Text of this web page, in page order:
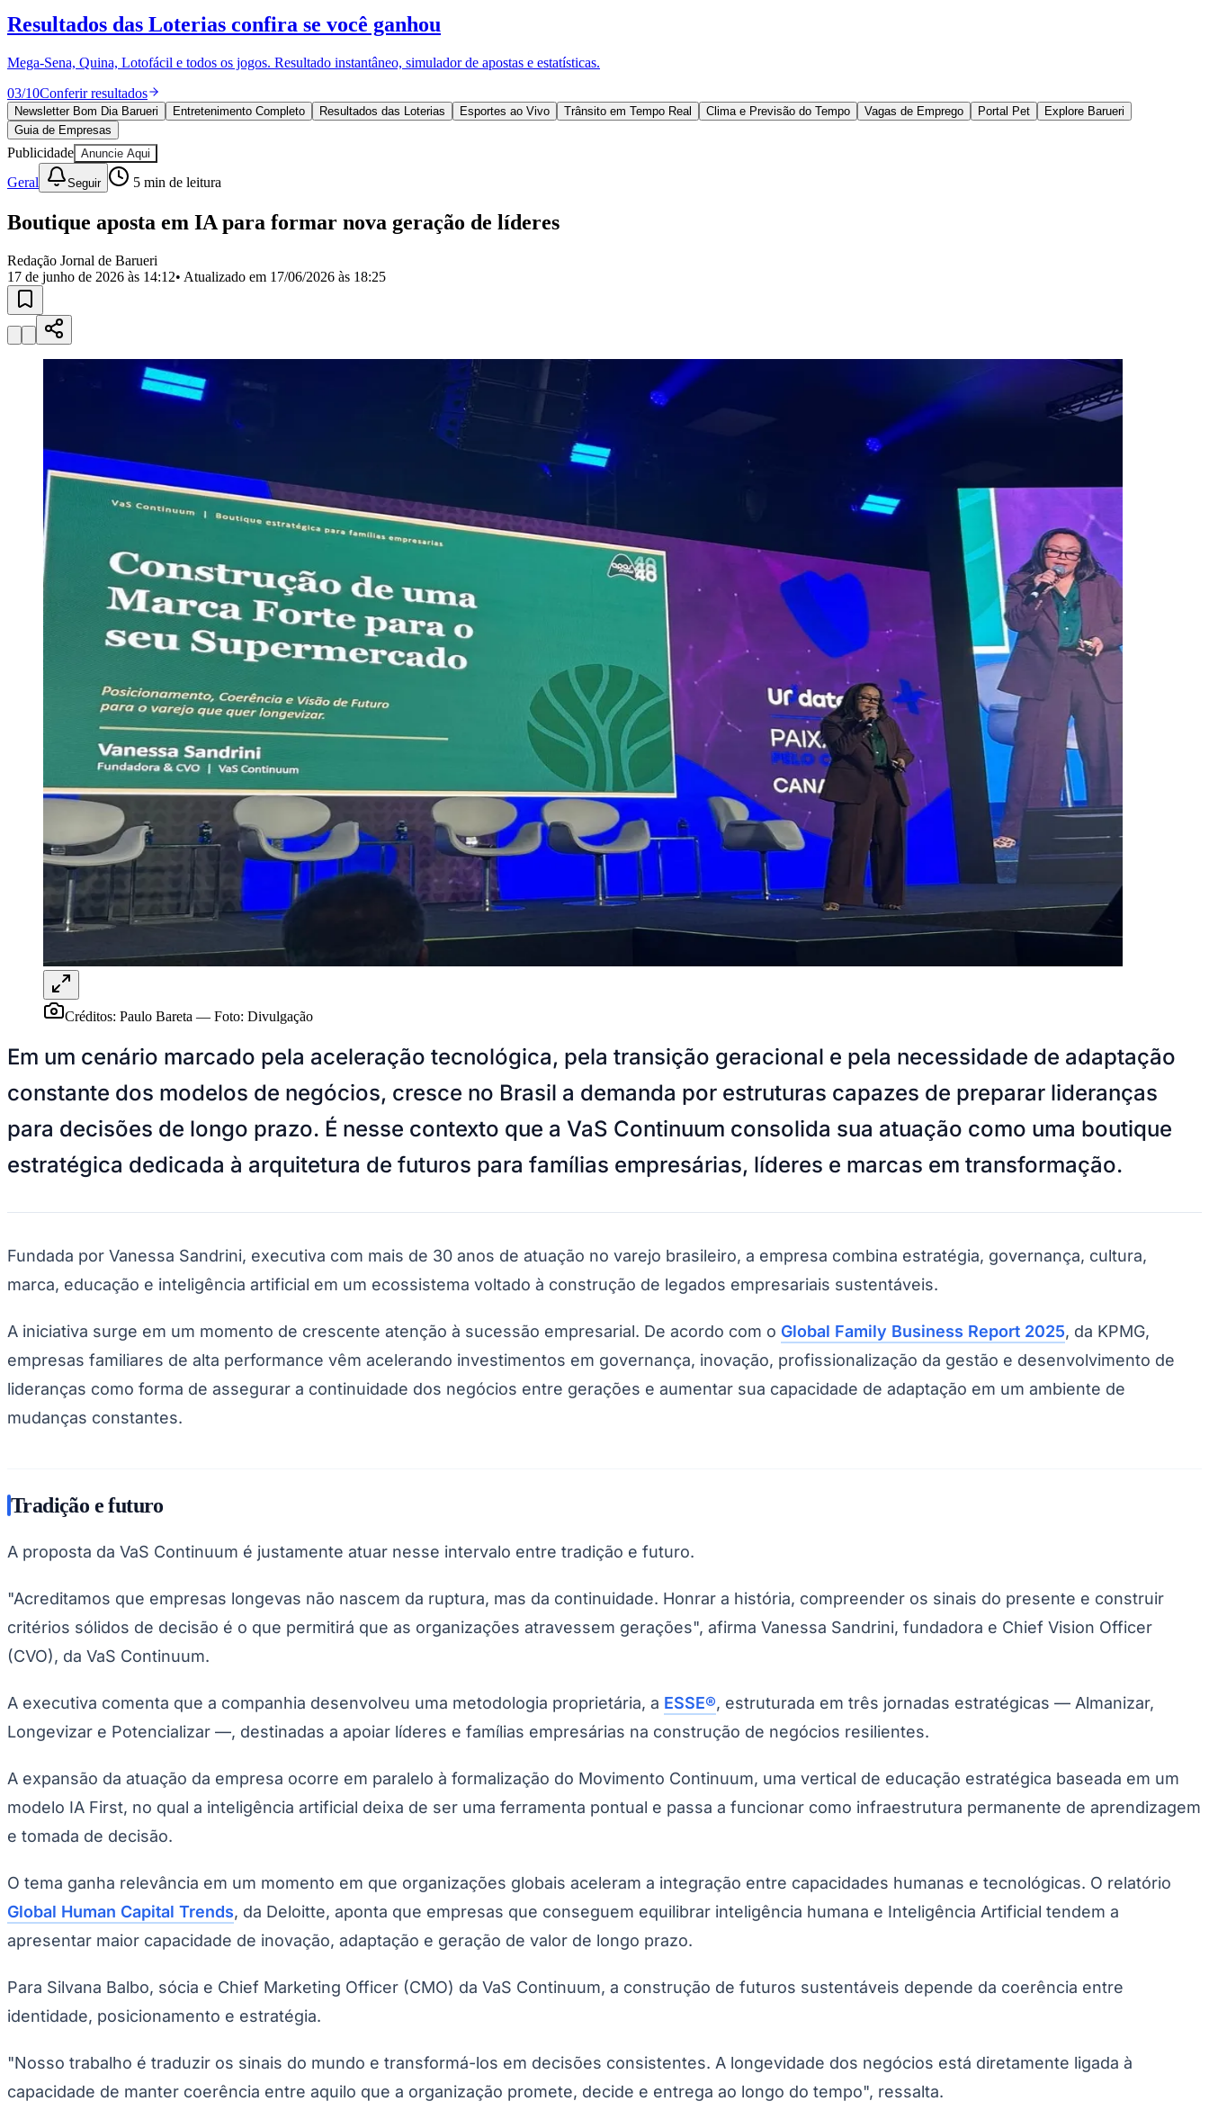
Anuncie no Portal
Cadastrar Empresa
Divulgar Vagas Novo
Publicidade Legal
Política
Eleições
Esportes
Saúde
Segurança
Cultura
Obras
Educação
Bairros de Barueri
Selecione sua região
AldeiaAldeia da Serra
MilitarItapeviJandiraJardim AudirJardim BelvalJardim CalifórniaJardim dos AltosJardim dos CamargosJardim EsperançaJardim GrazielaJardim IracemaJardim ItaquitiJardim JulioJardim LíbanoJardim Maria
Jardim Maria HelenaJardim Mutinga Jardim Reginalice Jardim São Luís Jardim São Pedro Jardim Tupã Jardim Tupanci
Parque dos Camargos Parque Viana Pirapora do Bom Jesus Recanto Phrynéa Silveira TamboréVale do Sol Vila Boa Vista
Vila Márcia
Votupoca
Anuncie no Portal
Guia de Empresas
Divulgar VagasNovo
Publicidade Legal
Negócios Regionais
Turismo
Segurança Regional
Hospitais Estaduais
Parques & Represas
Cidades da Região
Santana de ParnaíbaOsascoCarapicuíbaJandiraItapeviCotiaPirapora do Bom Jesus Franco da Rocha Francisco Morato Taboão da Serra Embu das Artes
São Roque
Anuncie Regional
Guia de Empresas
Vagas na RegiãoNovo
Hub de Negócios
Guia Comercial
Selo Verificado
Portal Educacional
Agenda de Vestibulares
Vagas de Emprego
Concursos
Panorama Econômico
Panorama Econômico
Anuncie no Portal
Verificar Empresa
Anunciar VagasNovo
NBA
Fórmula 1
UFC
Tênis (ATP)
MLB
NHL
Atletismo
Brasileirão Série A
Brasileirão Série B
Paulistão
Libertadores
Sul-Americana
Copa América
Champions League
Premier League
La Liga
Bundesliga
Resultados das Loterias confira se você ganhou
Mega-Sena, Quina, Lotofácil e todos os jogos. Resultado instantâneo, simulador de apostas e estatísticas.
03/10Conferir resultados
Newsletter Bom Dia Barueri Entretenimento Completo Resultados das Loterias Esportes ao Vivo Trânsito em Tempo Real Clima e Previsão do Tempo Vagas de Emprego Portal Pet
Explore Barueri
Guia de Empresas
Publicidade Anuncie Aqui
Geral Seguir 5 min de leitura
Boutique aposta em IA para formar nova geração de líderes
Redação Jornal de Barueri
17 de junho de 2026 às 14:12• Atualizado em 17/06/2026 às 18:25
Créditos: Paulo Bareta — Foto: Divulgação
Em um cenário marcado pela aceleração tecnológica, pela transição geracional e pela necessidade de adaptação
constante dos modelos de negócios, cresce no Brasil a demanda por estruturas capazes de preparar lideranças
para decisões de longo prazo. É nesse contexto que a VaS Continuum consolida sua atuação como uma boutique
estratégica dedicada à arquitetura de futuros para famílias empresárias, líderes e marcas em transformação.
Fundada por Vanessa Sandrini, executiva com mais de 30 anos de atuação no varejo brasileiro, a empresa combina estratégia, governança, cultura,
marca, educação e inteligência artificial em um ecossistema voltado à construção de legados empresariais sustentáveis.
A iniciativa surge em um momento de crescente atenção à sucessão empresarial. De acordo com o Global Family Business Report 2025, da KPMG,
empresas familiares de alta performance vêm acelerando investimentos em governança, inovação, profissionalização da gestão e desenvolvimento de
lideranças como forma de assegurar a continuidade dos negócios entre gerações e aumentar sua capacidade de adaptação em um ambiente de
mudanças constantes.
Tradição e futuro
A proposta da VaS Continuum é justamente atuar nesse intervalo entre tradição e futuro.
"Acreditamos que empresas longevas não nascem da ruptura, mas da continuidade. Honrar a história, compreender os sinais do presente e construir
critérios sólidos de decisão é o que permitirá que as organizações atravessem gerações", afirma Vanessa Sandrini, fundadora e Chief Vision Officer
(CVO), da VaS Continuum.
A executiva comenta que a companhia desenvolveu uma metodologia proprietária, a ESSE®, estruturada em três jornadas estratégicas — Almanizar,
Longevizar e Potencializar —, destinadas a apoiar líderes e famílias empresárias na construção de negócios resilientes.
A expansão da atuação da empresa ocorre em paralelo à formalização do Movimento Continuum, uma vertical de educação estratégica baseada em um
modelo IA First, no qual a inteligência artificial deixa de ser uma ferramenta pontual e passa a funcionar como infraestrutura permanente de aprendizagem
e tomada de decisão.
O tema ganha relevância em um momento em que organizações globais aceleram a integração entre capacidades humanas e tecnológicas. O relatório
Global Human Capital Trends, da Deloitte, aponta que empresas que conseguem equilibrar inteligência humana e Inteligência Artificial tendem a
apresentar maior capacidade de inovação, adaptação e geração de valor de longo prazo.
Para Silvana Balbo, sócia e Chief Marketing Officer (CMO) da VaS Continuum, a construção de futuros sustentáveis depende da coerência entre
identidade, posicionamento e estratégia.
"Nosso trabalho é traduzir os sinais do mundo e transformá-los em decisões consistentes. A longevidade dos negócios está diretamente ligada à
capacidade de manter coerência entre aquilo que a organização promete, decide e entrega ao longo do tempo", ressalta.